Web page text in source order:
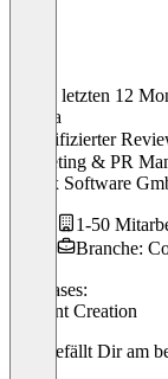
In den letzten 12
Sascha
Verifizierter
Marketing & PR
classix Software
1-50
Branche:
Use cases:
Content Creation
Was gefällt Dir am